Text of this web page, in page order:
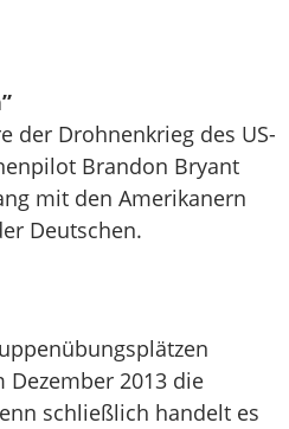
der Drohnenkrieg des US-
Brandon Bryant
mit den Amerikanern
Deutschen.
2013 die
schließlich handelt es